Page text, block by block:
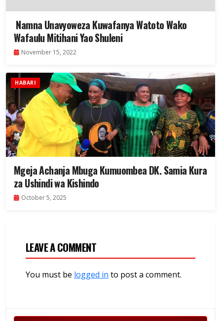
Namna Unavyoweza Kuwafanya Watoto Wako
Wafaulu Mitihani Yao Shuleni
November 15, 2022
HABARI
Mgeja Achanja Mbuga Kumuombea DK. Samia Kura
za Ushindi wa Kishindo
October 5, 2025
LEAVE A COMMENT
You must be logged in to post a comment.